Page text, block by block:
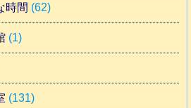
時間 (62)
(1)
(131)